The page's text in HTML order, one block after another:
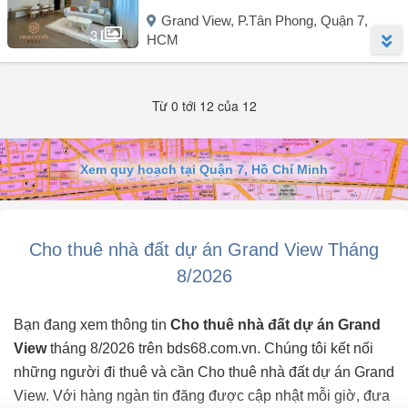
Vị trí: Lầu 15, căn góc.
Liên hệ: (Em Hoa) để xem nhà và nhận thêm thông tin chi tiết.
3
Grand View, P.Tân Phong, Quận 7,
HCM
lành, tĩnh. Gần Hồ Bán Nguyệt, Crescent Mall, hệ thống trường
Quốc tế. An ninh 24/7.
Diện tích: 118m², 3PN, 2WC, phòng khách rộng, bếp mở hiện đại.
Thiết kế tối ưu, rộng rãi, thoáng mát.
Giá: 25tr / 1 tháng.
Từ 0 tới 12 của 12
Xem quy hoạch tại Quận 7, Hồ Chí Minh
Cho thuê nhà đất dự án Grand View Tháng
8/2026
Bạn đang xem thông tin Cho thuê nhà đất dự án Grand
Viewtháng 8/2026 trên bds68.com.vn. Chúng tôi kết nối
những người đi thuê và cần Cho thuê nhà đất dự án Grand
View. Với hàng ngàn tin đăng được cập nhật mỗi giờ, đưa